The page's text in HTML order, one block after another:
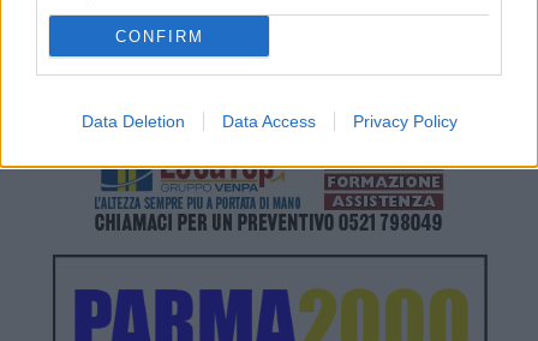
CONFIRM
Data Deletion Data Access Privacy Policy